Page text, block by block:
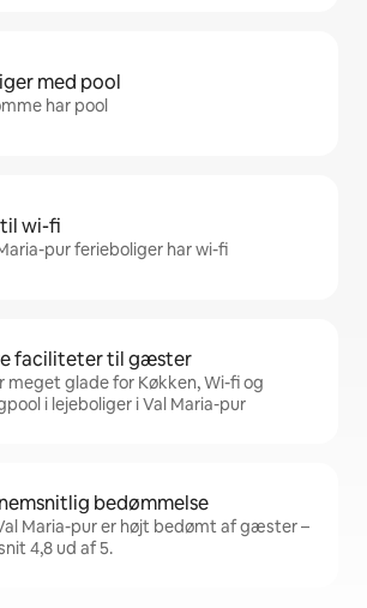
med pool
har pool
wi-fi
pur ferieboliger har wi-fi
faciliteter til gæster
glade for Køkken, Wi-fi og
i lejeboliger i Val Maria-pur
bedømmelse
Maria-pur er højt bedømt af gæster –
4,8 ud af 5.